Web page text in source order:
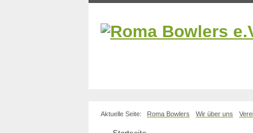
Aktuelle Seite: Roma Bowlers Wir über uns